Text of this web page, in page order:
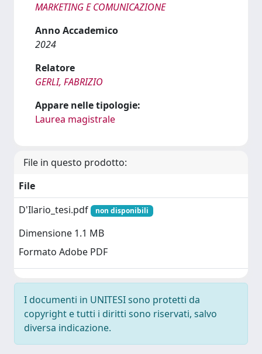
MARKETING E COMUNICAZIONE
Anno Accademico
2024
Relatore
GERLI, FABRIZIO
Appare nelle tipologie:
Laurea magistrale
File in questo prodotto:
File
D'Ilario_tesi.pdf
non disponibili
Dimensione 1.1 MB
Formato Adobe PDF
I documenti in UNITESI sono protetti da
copyright e tutti i diritti sono riservati, salvo
diversa indicazione.